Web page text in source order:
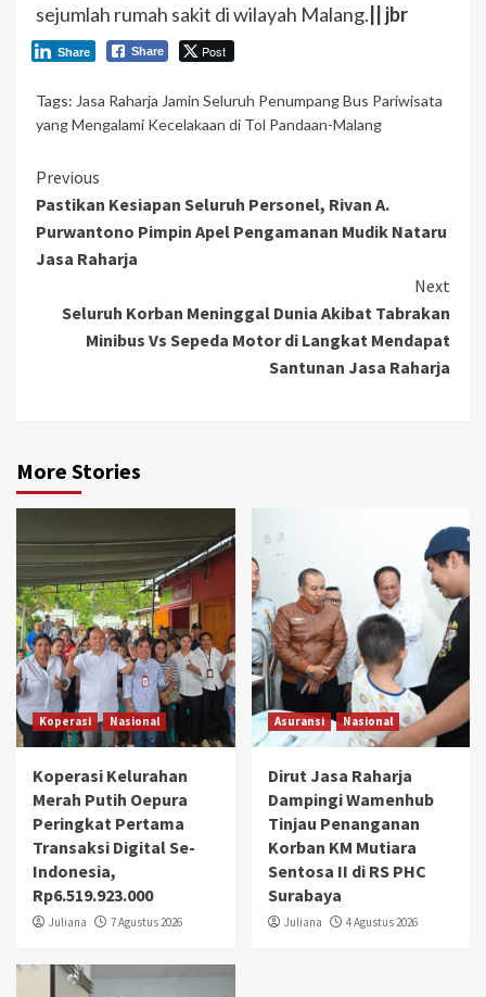
sejumlah rumah sakit di wilayah Malang.|| jbr
Share Post
Share
Tags: Jasa Raharja Jamin Seluruh Penumpang Bus Pariwisata
yang Mengalami Kecelakaan di Tol Pandaan-Malang
Continue
Reading
Previous
Pastikan Kesiapan Seluruh Personel, Rivan A.
Purwantono Pimpin Apel Pengamanan Mudik Nataru
Jasa Raharja
Next
Seluruh Korban Meninggal Dunia Akibat Tabrakan
Minibus Vs Sepeda Motor di Langkat Mendapat
Santunan Jasa Raharja
More Stories
Koperasi Nasional
Koperasi Kelurahan
Merah Putih Oepura
Peringkat Pertama
Transaksi Digital Se-
Indonesia,
Rp6.519.923.000
Juliana 7 Agustus 2026
Asuransi Nasional
Dirut Jasa Raharja
Dampingi Wamenhub
Tinjau Penanganan
Korban KM Mutiara
Sentosa II di RS PHC
Surabaya
Juliana 4 Agustus 2026